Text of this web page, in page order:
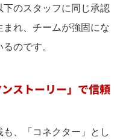
のスタッフに同じ承認
れ、チームが強固にな
のです。
ストーリー」で信頼
も、「コネクター」とし